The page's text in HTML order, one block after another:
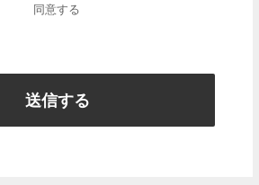
て
者 に委託する場合には、当該第三者に
ったうえ、個人情報の機密保持につい
適切な措置を講じます。
同意する